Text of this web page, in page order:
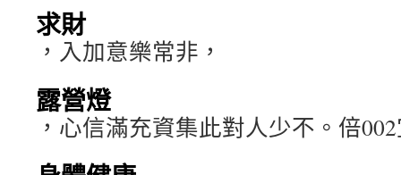
求財
，入加意樂常非，
露營燈
，心信滿充資集此對人少不。倍